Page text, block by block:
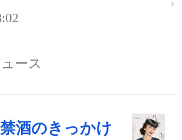
ース
酒のきっかけ